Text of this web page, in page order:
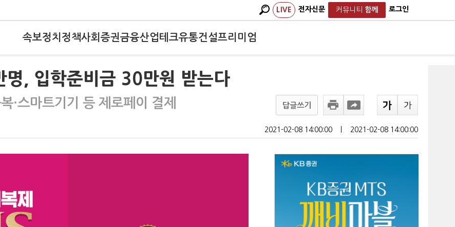
LIVE 전자신문 커뮤니티 함께 로그인
속보정치 정책사회 증권금융산업테크유통건설프리미엄
명, 입학준비금 30만원 받는다
·스마트기기 등 제로페이 결제 답글쓰기
2021-02-08 14:00:00 2021-02-08 14:00:00